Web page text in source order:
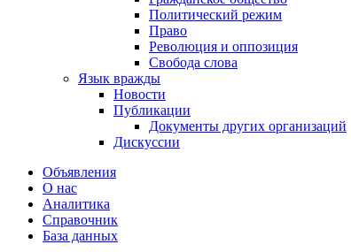
Политический режим
Право
Революция и оппозиция
Свобода слова
Язык вражды
Новости
Публикации
Документы других организаций
Дискуссии
Объявления
О нас
Аналитика
Справочник
База данных